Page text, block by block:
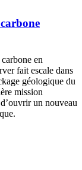
en
fait escale dans
géologique du
mission
un nouveau